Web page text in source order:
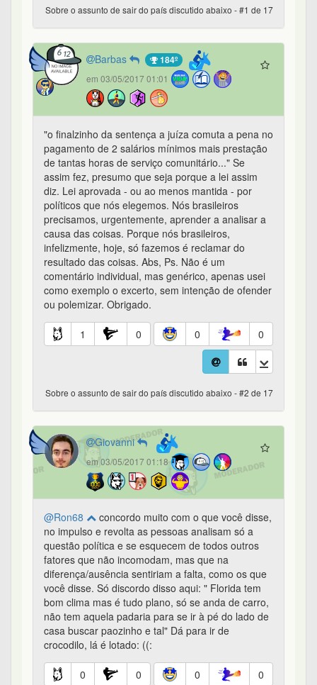
Sobre o assunto de sair do país discutido abaixo - #1 de 17
Barbas 184º
em 03/05/2017 01:01
"o finalzinho da sentença a juíza comuta a pena no
pagamento de 2 salários mínimos mais prestação
de tantas horas de serviço comunitário..." Se
assim fez, presumo que seja porque a lei assim
diz. Lei aprovada - ou ao menos mantida - por
políticos que nós elegemos. Nós brasileiros
precisamos, urgentemente, aprender a analisar a
causa das coisas. Porque nós brasileiros,
infelizmente, hoje, só fazemos é reclamar do
resultado das coisas. Abs, Ps. Não é um
comentário individual, mas genérico, apenas usei
como exemplo o excerto, sem intenção de ofender
ou polemizar. Obrigado.
1 0 0 0
Sobre o assunto de sair do país discutido abaixo - #2 de 17
Giovanni
em 03/05/2017 01:18
@Ron68
concordo muito com o que você disse,
no impulso e revolta as pessoas analisam só a
questão política e se esquecem de todos outros
fatores que não incomodam, mas que na
diferença/ausência sentiriam a falta, como os que
você disse. Só discordo disso aqui: " Florida tem
bom clima mas é tudo plano, só se anda de carro,
não tem aquela padaria para se ir à pé do lado de
casa buscar paozinho e tal" Dá para ir de
crocodilo, lá é lotado: ((:
0 0 0 0